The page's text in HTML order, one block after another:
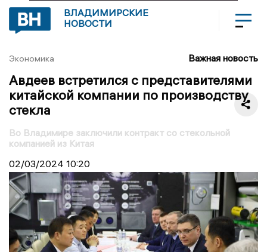
ВЛАДИМИРСКИЕ
НОВОСТИ
Экономика Важная новость
Авдеев встретился с представителями
китайской компании по производству
стекла
Во Владимире заключили контракт со стекольной
компанией из Китая
02/03/2024 10:20